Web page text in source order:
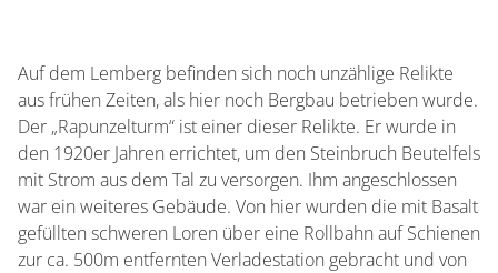
Auf dem Lemberg befinden sich noch unzählige Relikte
aus frühen Zeiten, als hier noch Bergbau betrieben wurde.
Der „Rapunzelturm“ ist einer dieser Relikte. Er wurde in
den 1920er Jahren errichtet, um den Steinbruch Beutelfels
mit Strom aus dem Tal zu versorgen. Ihm angeschlossen
war ein weiteres Gebäude. Von hier wurden die mit Basalt
gefüllten schweren Loren über eine Rollbahn auf Schienen
zur ca. 500m entfernten Verladestation gebracht und von